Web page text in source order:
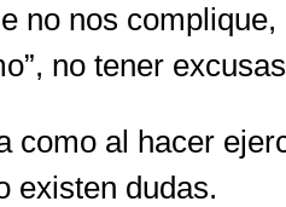
no nos
no tener
como al hacer
existen dudas.